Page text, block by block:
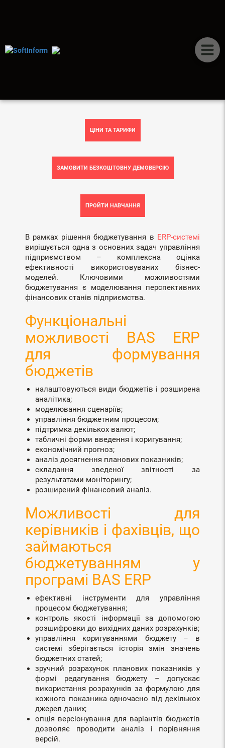
ERP-СИСТЕМА
ЦІНИ ТА ТАРИФИ
ЗАМОВИТИ БЕЗКОШТОВНУ ДЕМОВЕРСІЮ
ПРОЙТИ НАВЧАННЯ
В рамках рішення бюджетування в ERP-системі
вирішується одна з основних задач управління
підприємством – комплексна оцінка
ефективності використовуваних бізнес-
моделей. Ключовими можливостями
бюджетування є моделювання перспективних
фінансових станів підприємства.
Функціональні
можливості BAS ERP
для формування
бюджетів
налаштовуються види бюджетів і розширена
аналітика;
моделювання сценаріїв;
управління бюджетним процесом;
підтримка декількох валют;
табличні форми введення і коригування;
економічний прогноз;
аналіз досягнення планових показників;
складання зведеної звітності за
результатами моніторингу;
розширений фінансовий аналіз.
Можливості для
керівників і фахівців, що
займаються
бюджетуванням у
програмі BAS ERP
ефективні інструменти для управління
процесом бюджетування;
контроль якості інформації за допомогою
розшифровки до вихідних даних розрахунків;
управління коригуваннями бюджету – в
системі зберігається історія змін значень
бюджетних статей;
зручний розрахунок планових показників у
формі редагування бюджету – допускає
використання розрахунків за формулою для
кожного показника одночасно від декількох
джерел даних;
опція версіонування для варіантів бюджетів
дозволяє проводити аналіз і порівняння
версій.